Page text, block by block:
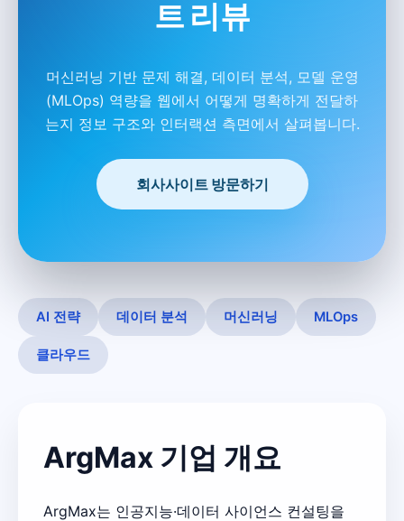
트 리뷰
머신러닝 기반 문제 해결, 데이터 분석, 모델 운영
(MLOps) 역량을 웹에서 어떻게 명확하게 전달하
는지 정보 구조와 인터랙션 측면에서 살펴봅니다.
회사사이트 방문하기
AI 전략 데이터 분석 머신러닝 MLOps
클라우드
ArgMax 기업 개요
ArgMax는 인공지능·데이터 사이언스 컨설팅을